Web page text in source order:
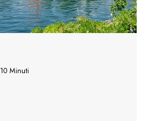
10 Minuti